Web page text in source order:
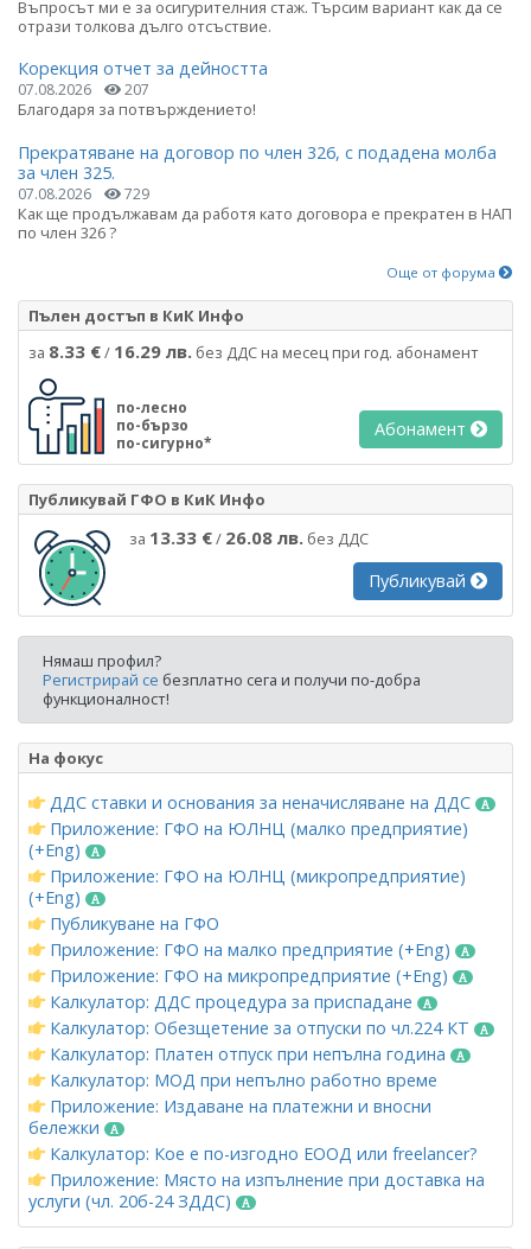
Въпросът ми е за осигурителния стаж. Търсим вариант как да се
отрази толкова дълго отсъствие.
Корекция отчет за дейността
07.08.2026 207
Благодаря за потвърждението!
Прекратяване на договор по член 326, с подадена молба
за член 325.
07.08.2026 729
Как ще продължавам да работя като договора е прекратен в НАП
по член 326 ?
Още от форума
Пълен достъп в КиК Инфо
за 8.33 €/ 16.29 лв. без ДДС на месец при год. абонамент
по-лесно
по-бързо
по-сигурно*
Абонамент
Публикувай ГФО в КиК Инфо
за 13.33 €/ 26.08 лв. без ДДС
Публикувай
Нямаш профил?
Регистрирай се безплатно сега и получи по-добра
функционалност!
На фокус
ДДС ставки и основания за неначисляване на ДДС
Приложение: ГФО на ЮЛНЦ (малко предприятие)
(+Eng)
Приложение: ГФО на ЮЛНЦ (микропредприятие)
(+Eng)
Публикуване на ГФО
Приложение: ГФО на малко предприятие (+Eng)
Приложение: ГФО на микропредприятие (+Eng)
Калкулатор: ДДС процедура за приспадане
Калкулатор: Обезщетение за отпуски по чл.224 КТ
Калкулатор: Платен отпуск при непълна година
Калкулатор: МОД при непълно работно време
Приложение: Издаване на платежни и вносни
бележки
Калкулатор: Кое е по-изгодно ЕООД или freelancer?
Приложение: Място на изпълнение при доставка на
услуги (чл. 20б-24 ЗДДС)